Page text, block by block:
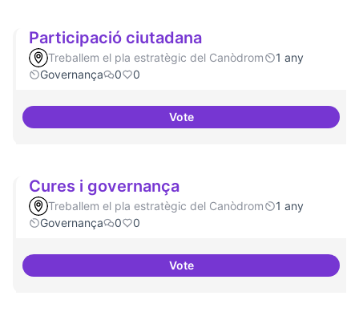
Participació ciutadana
Treballem el pla estratègic del Canòdrom
1 any
Governança
0 0
VoteParticipació ciutadana
Cures i governança
Treballem el pla estratègic del Canòdrom
1 any
Governança
0 0
VoteCures i governança